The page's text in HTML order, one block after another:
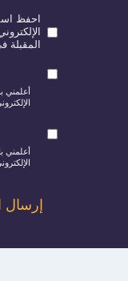
احفظ
المقبلة
أعلمني
أعلمني